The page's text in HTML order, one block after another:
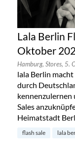
Lala Berlin
Oktober
Hamburg, Stores, 5.
lala Berlin
durch
kennenzulernen
Sales
Heimatstadt
flash sale lala